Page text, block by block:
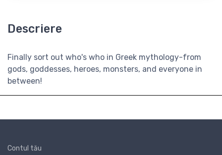
Descriere
Finally sort out who's who in Greek mythology-from
gods, goddesses, heroes, monsters, and everyone in
between!
Contul tău